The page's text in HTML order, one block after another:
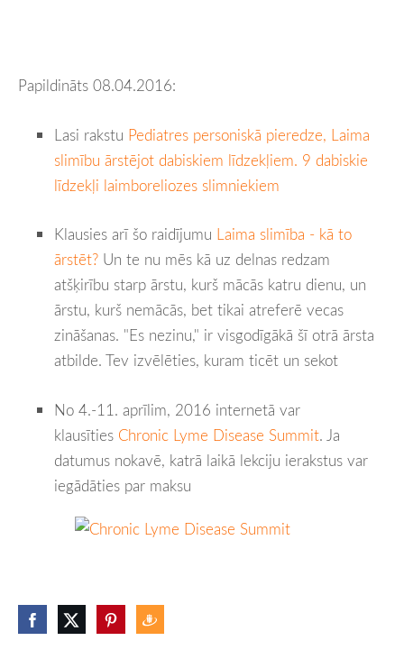
Papildināts 08.04.2016:
Lasi rakstu Pediatres personiskā pieredze, Laima
slimību ārstējot dabiskiem līdzekļiem. 9 dabiskie
līdzekļi laimboreliozes slimniekiem
Klausies arī šo raidījumu Laima slimība - kā to
ārstēt? Un te nu mēs kā uz delnas redzam
atšķirību starp ārstu, kurš mācās katru dienu, un
ārstu, kurš nemācās, bet tikai atreferē vecas
zināšanas. "Es nezinu," ir visgodīgākā šī otrā ārsta
atbilde. Tev izvēlēties, kuram ticēt un sekot
No 4.-11. aprīlim, 2016 internetā var
klausīties Chronic Lyme Disease Summit. Ja
datumus nokavē, katrā laikā lekciju ierakstus var
iegādāties par maksu